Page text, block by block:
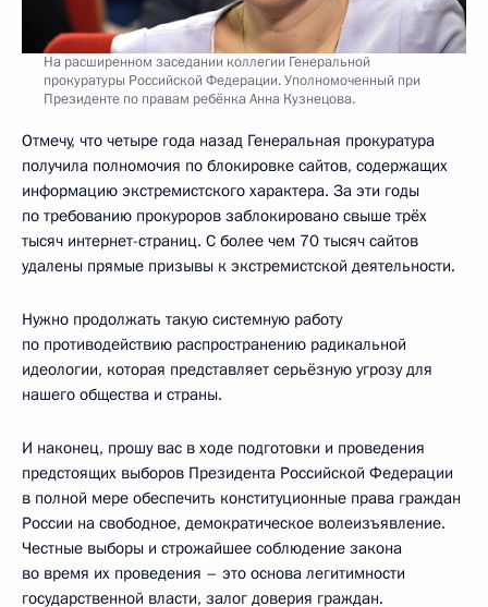
На расширенном заседании коллегии Генеральной
прокуратуры Российской Федерации. Уполномоченный при
Президенте по правам ребёнка Анна Кузнецова.
Отмечу, что четыре года назад Генеральная прокуратура
получила полномочия по блокировке сайтов, содержащих
информацию экстремистского характера. За эти годы
по требованию прокуроров заблокировано свыше трёх
тысяч интернет-страниц. С более чем 70 тысяч сайтов
удалены прямые призывы к экстремистской деятельности.
Нужно продолжать такую системную работу
по противодействию распространению радикальной
идеологии, которая представляет серьёзную угрозу для
нашего общества и страны.
И наконец, прошу вас в ходе подготовки и проведения
предстоящих выборов Президента Российской Федерации
в полной мере обеспечить конституционные права граждан
России на свободное, демократическое волеизъявление.
Честные выборы и строжайшее соблюдение закона
во время их проведения – это основа легитимности
государственной власти, залог доверия граждан.